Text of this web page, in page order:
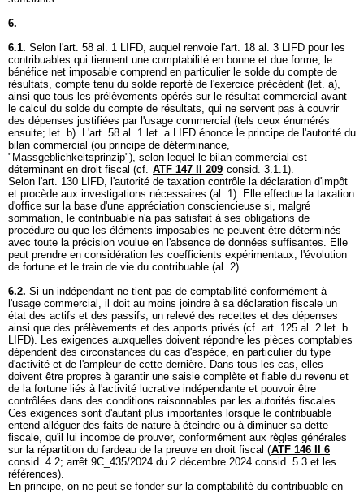
6.
6.1. Selon l'art. 58 al. 1 LIFD, auquel renvoie l'art. 18 al. 3 LIFD pour les
contribuables qui tiennent une comptabilité en bonne et due forme, le
bénéfice net imposable comprend en particulier le solde du compte de
résultats, compte tenu du solde reporté de l'exercice précédent (let. a),
ainsi que tous les prélèvements opérés sur le résultat commercial avant
le calcul du solde du compte de résultats, qui ne servent pas à couvrir
des dépenses justifiées par l'usage commercial (tels ceux énumérés
ensuite; let. b). L'art. 58 al. 1 let. a LIFD énonce le principe de l'autorité du
bilan commercial (ou principe de déterminance,
"Massgeblichkeitsprinzip"), selon lequel le bilan commercial est
déterminant en droit fiscal (cf. ATF 147 II 209 consid. 3.1.1).
Selon l'art. 130 LIFD, l'autorité de taxation contrôle la déclaration d'impôt
et procède aux investigations nécessaires (al. 1). Elle effectue la taxation
d'office sur la base d'une appréciation consciencieuse si, malgré
sommation, le contribuable n'a pas satisfait à ses obligations de
procédure ou que les éléments imposables ne peuvent être déterminés
avec toute la précision voulue en l'absence de données suffisantes. Elle
peut prendre en considération les coefficients expérimentaux, l'évolution
de fortune et le train de vie du contribuable (al. 2).
6.2. Si un indépendant ne tient pas de comptabilité conformément à
l'usage commercial, il doit au moins joindre à sa déclaration fiscale un
état des actifs et des passifs, un relevé des recettes et des dépenses
ainsi que des prélèvements et des apports privés (cf. art. 125 al. 2 let. b
LIFD). Les exigences auxquelles doivent répondre les pièces comptables
dépendent des circonstances du cas d'espèce, en particulier du type
d'activité et de l'ampleur de cette dernière. Dans tous les cas, elles
doivent être propres à garantir une saisie complète et fiable du revenu et
de la fortune liés à l'activité lucrative indépendante et pouvoir être
contrôlées dans des conditions raisonnables par les autorités fiscales.
Ces exigences sont d'autant plus importantes lorsque le contribuable
entend alléguer des faits de nature à éteindre ou à diminuer sa dette
fiscale, qu'il lui incombe de prouver, conformément aux règles générales
sur la répartition du fardeau de la preuve en droit fiscal (ATF 146 II 6
consid. 4.2; arrêt 9C_435/2024 du 2 décembre 2024 consid. 5.3 et les
références).
En principe, on ne peut se fonder sur la comptabilité du contribuable en